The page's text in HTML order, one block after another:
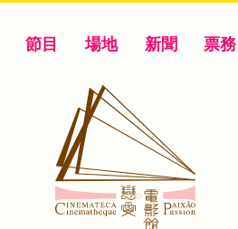
節目 場地 新聞 票務